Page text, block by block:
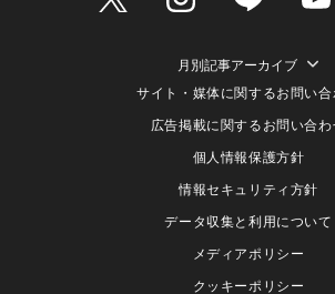
月別記事アーカイブ
サイト・媒体に関するお問い合
広告掲載に関するお問い合わ
個人情報保護方針
情報セキュリティ方針
データ収集と利用について
メディアポリシー
クッキーポリシー